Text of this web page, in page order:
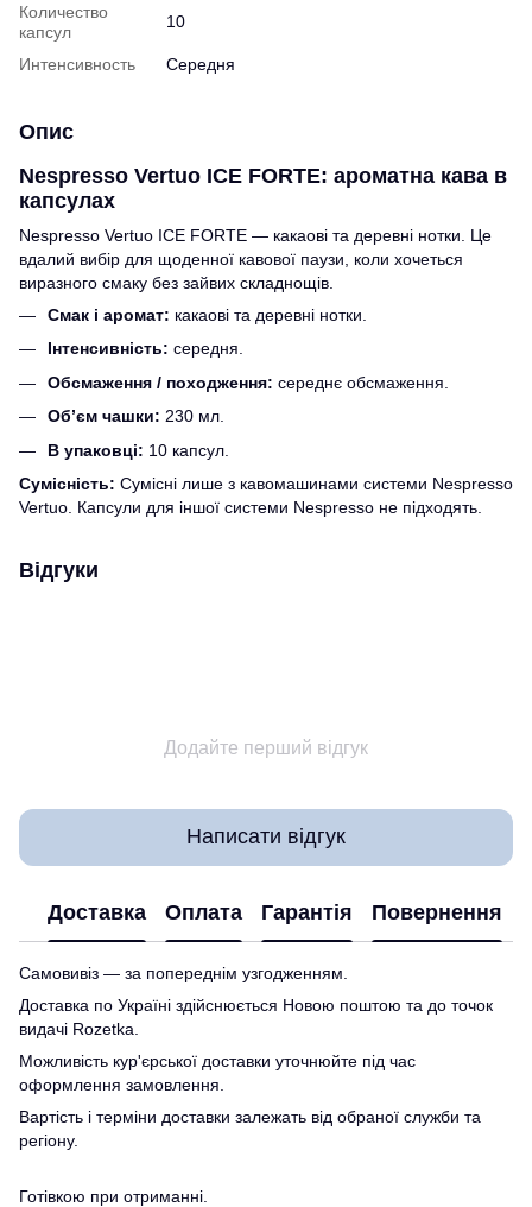
Количество
капсул
10
Интенсивность Середня
Опис
Nespresso Vertuo ICE FORTE: ароматна кава в
капсулах
Nespresso Vertuo ICE FORTE — какаові та деревні нотки. Це
вдалий вибір для щоденної кавової паузи, коли хочеться
виразного смаку без зайвих складнощів.
Смак і аромат: какаові та деревні нотки.
Інтенсивність: середня.
Обсмаження / походження: середнє обсмаження.
Об’єм чашки: 230 мл.
В упаковці: 10 капсул.
Сумісність: Сумісні лише з кавомашинами системи Nespresso
Vertuo. Капсули для іншої системи Nespresso не підходять.
Відгуки
Додайте перший відгук
Написати відгук
Доставка Оплата Гарантія Повернення
Самовивіз — за попереднім узгодженням.
Доставка по Україні здійснюється Новою поштою та до точок
видачі Rozetka.
Можливість кур'єрської доставки уточнюйте під час
оформлення замовлення.
Вартість і терміни доставки залежать від обраної служби та
регіону.
Готівкою при отриманні.